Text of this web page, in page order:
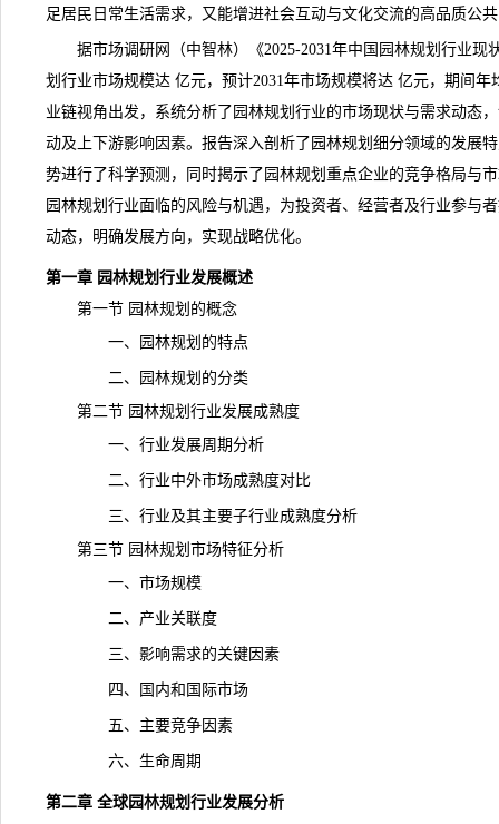
足居民日常生活需求，又能增进社会互动与文化交流的高品质公
据市场调研网（中智林）《2025-2031年中国园林规划行业现
划行业市场规模达 亿元，预计2031年市场规模将达 亿元，期间
业链视角出发，系统分析了园林规划行业的市场现状与需求动态
动及上下游影响因素。报告深入剖析了园林规划细分领域的发展
势进行了科学预测，同时揭示了园林规划重点企业的竞争格局与
园林规划行业面临的风险与机遇，为投资者、经营者及行业参与
动态，明确发展方向，实现战略优化。
第一章 园林规划行业发展概述
第一节 园林规划的概念
一、园林规划的特点
二、园林规划的分类
第二节 园林规划行业发展成熟度
一、行业发展周期分析
二、行业中外市场成熟度对比
三、行业及其主要子行业成熟度分析
第三节 园林规划市场特征分析
一、市场规模
二、产业关联度
三、影响需求的关键因素
四、国内和国际市场
五、主要竞争因素
六、生命周期
第二章 全球园林规划行业发展分析